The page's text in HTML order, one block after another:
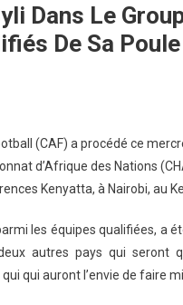
Dans Le
De Sa Poule
(CAF) a procédé ce
d’Afrique des Nations
Kenyatta, à Nairobi, au
les équipes qualifiées, a
autres pays qui seront
qui auront l’envie de faire